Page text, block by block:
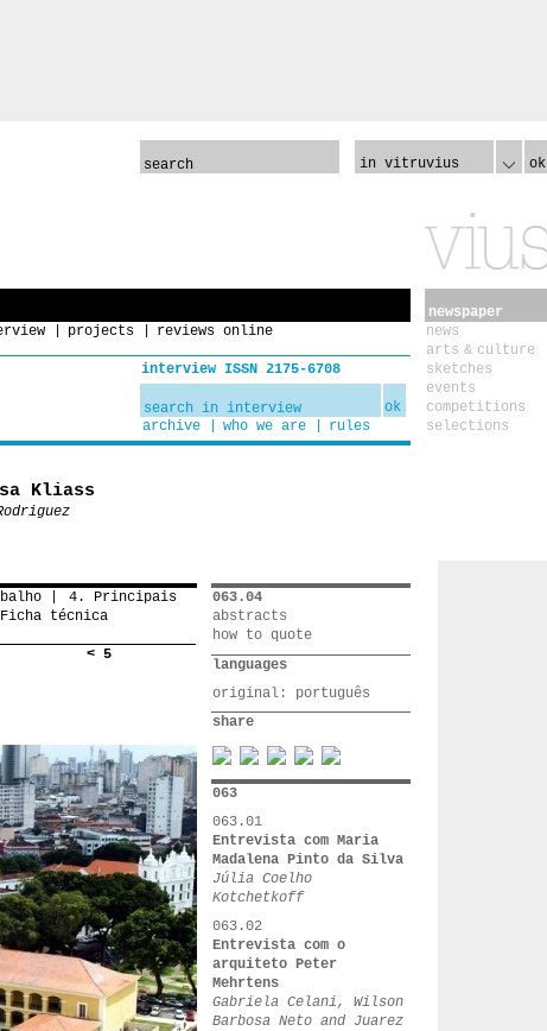
in vitruvius ok
projects reviews online
interview ISSN 2175-6708
ok
archive
who we are
rules
Kliass
4. Principais
técnica
< 5
063.04
abstracts
how to quote
languages
original: português
share
063
063.01
Entrevista com Maria
Madalena Pinto da Silva
Júlia Coelho
Kotchetkoff
063.02
Entrevista com o
arquiteto Peter
Mehrtens
Gabriela Celani, Wilson
Barbosa Neto and Juarez
newspaper
news
arts & culture
sketches
events
competitions
selections